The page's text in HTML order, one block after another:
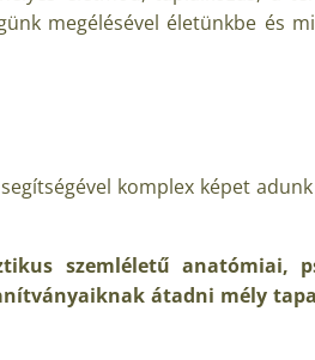
megélésével életünkbe és
komplex képet
szemléletű anatómiai,
átadni mély